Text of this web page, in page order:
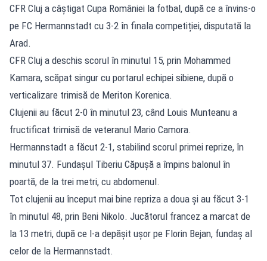
CFR Cluj a câștigat Cupa României la fotbal, după ce a învins-o
pe FC Hermannstadt cu 3-2 în finala competiției, disputată la
Arad.
CFR Cluj a deschis scorul în minutul 15, prin Mohammed
Kamara, scăpat singur cu portarul echipei sibiene, după o
verticalizare trimisă de Meriton Korenica.
Clujenii au făcut 2-0 în minutul 23, când Louis Munteanu a
fructificat trimisă de veteranul Mario Camora.
Hermannstadt a făcut 2-1, stabilind scorul primei reprize, în
minutul 37. Fundașul Tiberiu Căpușă a împins balonul în
poartă, de la trei metri, cu abdomenul.
Tot clujenii au început mai bine repriza a doua și au făcut 3-1
în minutul 48, prin Beni Nikolo. Jucătorul francez a marcat de
la 13 metri, după ce l-a depășit ușor pe Florin Bejan, fundaș al
celor de la Hermannstadt.